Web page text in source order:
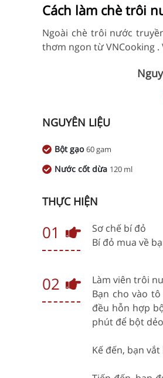
Cách làm chè trôi
Ngoài chè trôi nước
thơm ngon từ VNCooking .
NGUYÊN LIỆU
Bột gạo60 gam
Nước cốt dừa 120 ml
THỰC HIỆN
01
Sơ chế bí đỏ
Bí đỏ mua về
02
Làm viên trôi
Bạn cho vào
đều hỗn hợp
phút để bột
Kế đến, bạn